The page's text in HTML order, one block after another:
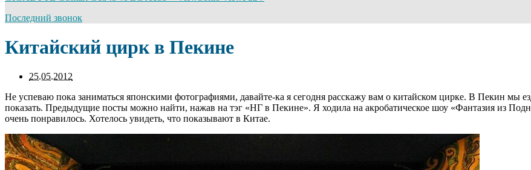
Последний звонок
Китайский цирк в Пекине
25.05.2012
Не успеваю пока заниматься японскими фотографиями, давайте-ка я сегодня расскажу вам о китайском цирке. В Пекин мы
показать. Предыдущие посты можно найти, нажав на тэг «НГ в Пекине». Я ходила на акробатическое шоу «Фантазия из
очень понравилось. Хотелось увидеть, что показывают в Китае.